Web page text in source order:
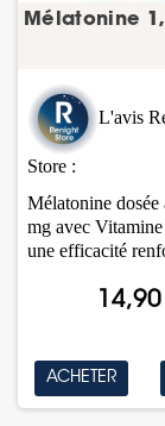
L'avis
Store :
Mélatonine dosée
mg avec
une efficacité
ACHETER